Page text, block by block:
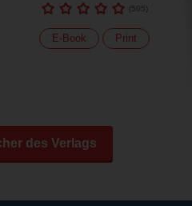
(505
E-Book Print
des Verlags